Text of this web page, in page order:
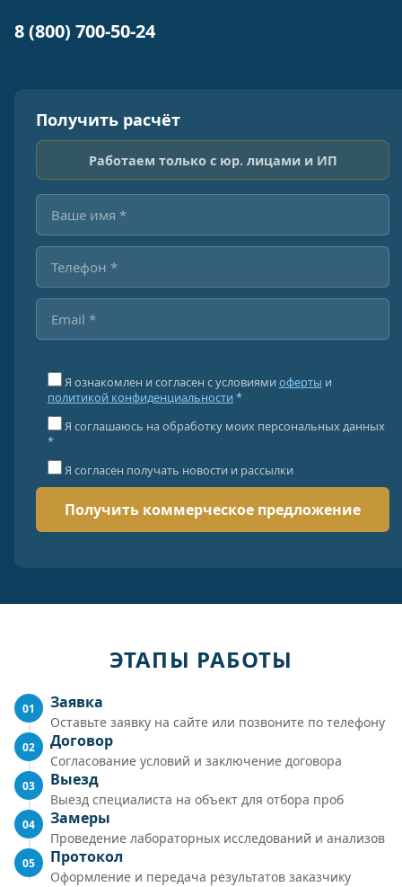
8 (800) 700-50-24
Получить расчёт
Работаем только с юр. лицами и ИП
Я ознакомлен и согласен с условиями оферты и
политикой конфиденциальности *
Я соглашаюсь на обработку моих персональных данных
*
Я согласен получать новости и рассылки
ЭТАПЫ РАБОТЫ
01 Заявка
Оставьте заявку на сайте или позвоните по телефону
02 Договор
Согласование условий и заключение договора
03 Выезд
Выезд специалиста на объект для отбора проб
04 Замеры
Проведение лабораторных исследований и анализов
05 Протокол
Оформление и передача результатов заказчику